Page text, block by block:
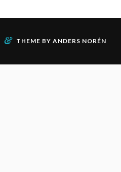
& THEME BY ANDERS NORÉN